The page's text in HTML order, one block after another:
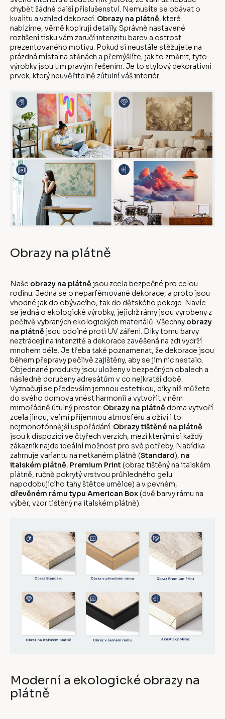
chybět žádné další příslušenství. Nemusíte se obávat o
kvalitu a vzhled dekorací. Obrazy na plátně, které
nabízíme, věrně kopírují detaily. Správně nastavené
rozlišení tisku vám zaručí intenzitu barev a ostrost
prezentovaného motivu. Pokud si neustále stěžujete na
prázdná místa na stěnách a přemýšlíte, jak to změnit, tyto
výrobky jsou tím pravým řešením. Je to stylový dekorativní
prvek, který neuvěřitelně zútulní váš interiér.
Obrazy na plátně
Naše obrazy na plátně jsou zcela bezpečné pro celou
rodinu. Jedná se o neparfémované dekorace, a proto jsou
vhodné jak do obývacího, tak do dětského pokoje. Navíc
se jedná o ekologické výrobky, jejichž rámy jsou vyrobeny z
pečlivě vybraných ekologických materiálů. Všechny obrazy
na plátně jsou odolné proti UV záření. Díky tomu barvy
neztrácejí na intenzitě a dekorace zavěšená na zdi vydrží
mnohem déle. Je třeba také poznamenat, že dekorace jsou
během přepravy pečlivě zajištěny, aby se jim nic nestalo.
Objednané produkty jsou uloženy v bezpečných obalech a
následně doručeny adresátům v co nejkratší době.
Vyznačují se především jemnou estetikou, díky níž můžete
do svého domova vnést harmonii a vytvořit v něm
mimořádně útulný prostor. Obrazy na plátně doma vytvoří
zcela jinou, velmi příjemnou atmosféru a oživí i to
nejmonotónnější uspořádání. Obrazy tištěné na plátně
jsou k dispozici ve čtyřech verzích, mezi kterými si každý
zákazník najde ideální možnost pro své potřeby. Nabídka
zahrnuje variantu na netkaném plátně (Standard), na
italském plátně, Premium Print (obraz tištěný na italském
plátně, ručně pokrytý vrstvou průhledného gelu
napodobujícího tahy štětce umělce) a v pevném,
dřevěném rámu typu American Box (dvě barvy rámu na
výběr, vzor tištěný na italském plátně).
Moderní a ekologické obrazy na
plátně